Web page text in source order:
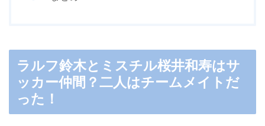
ラルフ鈴木とミスチル桜井和寿はサ
ッカー仲間？二人はチームメイトだ
った！